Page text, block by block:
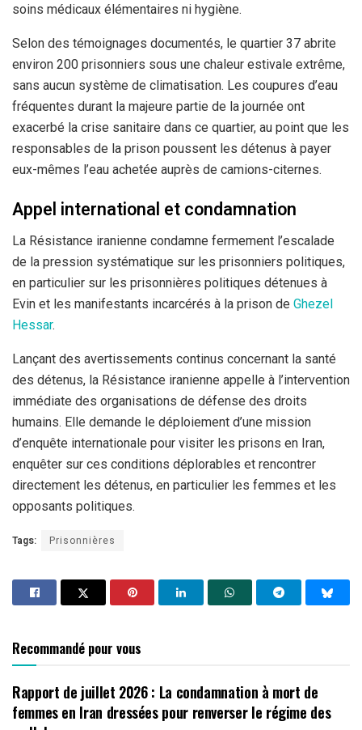
soins médicaux élémentaires ni hygiène.
Selon des témoignages documentés, le quartier 37 abrite
environ 200 prisonniers sous une chaleur estivale extrême,
sans aucun système de climatisation. Les coupures d’eau
fréquentes durant la majeure partie de la journée ont
exacerbé la crise sanitaire dans ce quartier, au point que les
responsables de la prison poussent les détenus à payer
eux-mêmes l’eau achetée auprès de camions-citernes.
Appel international et condamnation
La Résistance iranienne condamne fermement l’escalade
de la pression systématique sur les prisonniers politiques,
en particulier sur les prisonnières politiques détenues à
Evin et les manifestants incarcérés à la prison de Ghezel
Hessar.
Lançant des avertissements continus concernant la santé
des détenus, la Résistance iranienne appelle à l’intervention
immédiate des organisations de défense des droits
humains. Elle demande le déploiement d’une mission
d’enquête internationale pour visiter les prisons en Iran,
enquêter sur ces conditions déplorables et rencontrer
directement les détenus, en particulier les femmes et les
opposants politiques.
Tags: Prisonnières
Recommandé pour vous
Rapport de juillet 2026 : La condamnation à mort de
femmes en Iran dressées pour renverser le régime des